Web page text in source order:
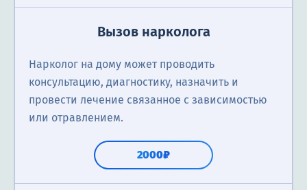
Вызов нарколога
Нарколог на дому может проводить
консультацию, диагностику, назначить и
провести лечение связанное с зависимостью
или отравлением.
2000₽